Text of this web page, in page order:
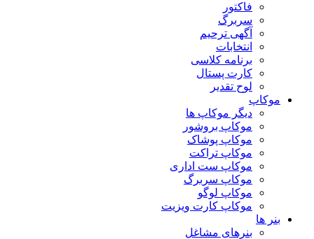
فاکتور
سربرگ
آگهی ترحیم
انتخابات
برنامه کلاسی
کارت پستال
لوح تقدیر
موکاپ
دیگر موکاپ ها
موکاپ بروشور
موکاپ پوشاک
موکاپ تراکت
موکاپ ست اداری
موکاپ سربرگ
موکاپ لوگو
موکاپ کارت ویزیت
بنر ها
بنرهای مشاغل